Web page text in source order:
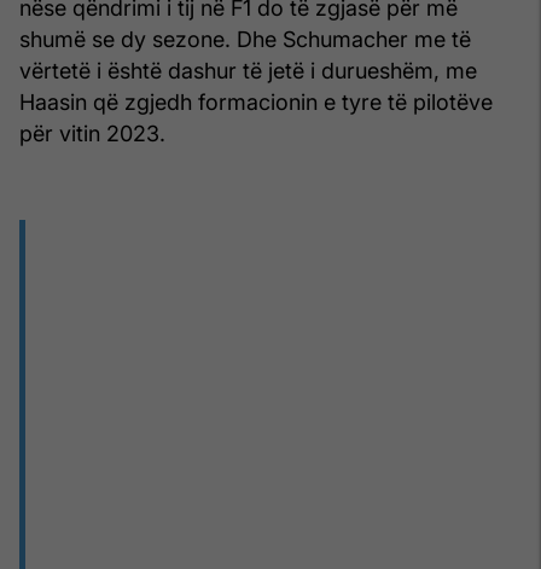
nëse qëndrimi i tij në F1 do të zgjasë për më
shumë se dy sezone. Dhe Schumacher me të
vërtetë i është dashur të jetë i durueshëm, me
Haasin që zgjedh formacionin e tyre të pilotëve
për vitin 2023.